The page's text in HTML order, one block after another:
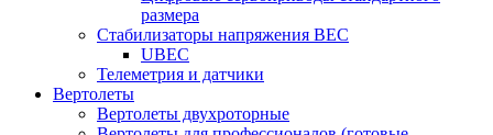
размера
Стабилизаторы напряжения BEC
UBEC
Телеметрия и датчики
Вертолеты
Вертолеты двухроторные